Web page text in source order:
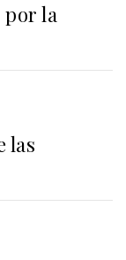
por la
las